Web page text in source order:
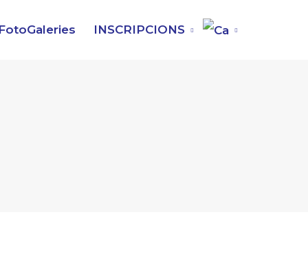
INSCRIPCIONS